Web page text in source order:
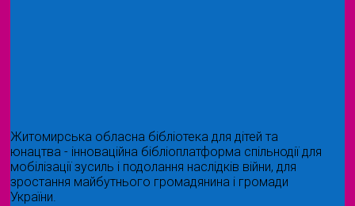
Житомирська обласна бібліотека для дітей та
юнацтва - інноваційна бібліоплатформа спільнодії для
мобілізації зусиль і подолання наслідків війни, для
зростання майбутнього громадянина і громади
України.